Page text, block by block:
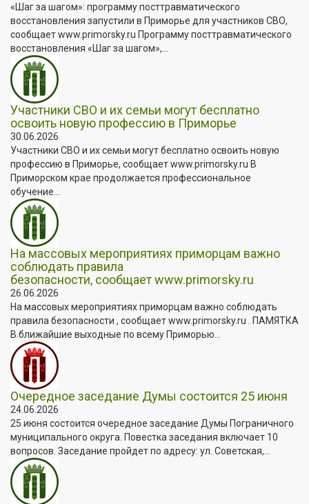
«Шаг за шагом»: программу посттравматического
восстановления запустили в Приморье для участников СВО,
сообщает www.primorsky.ru Программу посттравматического
восстановления «Шаг за шагом»,...
Участники СВО и их семьи могут бесплатно
освоить новую профессию в Приморье
30.06.2026
Участники СВО и их семьи могут бесплатно освоить новую
профессию в Приморье, сообщает www.primorsky.ru В
Приморском крае продолжается профессиональное
обучение...
На массовых мероприятиях приморцам важно
соблюдать правила
безопасности, сообщает www.primorsky.ru
26.06.2026
На массовых мероприятиях приморцам важно соблюдать
правила безопасности , сообщает www.primorsky.ru . ПАМЯТКА
В ближайшие выходные по всему Приморью...
Очередное заседание Думы состоится 25 июня
24.06.2026
25 июня состоится очередное заседание Думы Пограничного
муниципального округа. Повестка заседания включает 10
вопросов. Заседание пройдет по адресу: ул. Советская,...